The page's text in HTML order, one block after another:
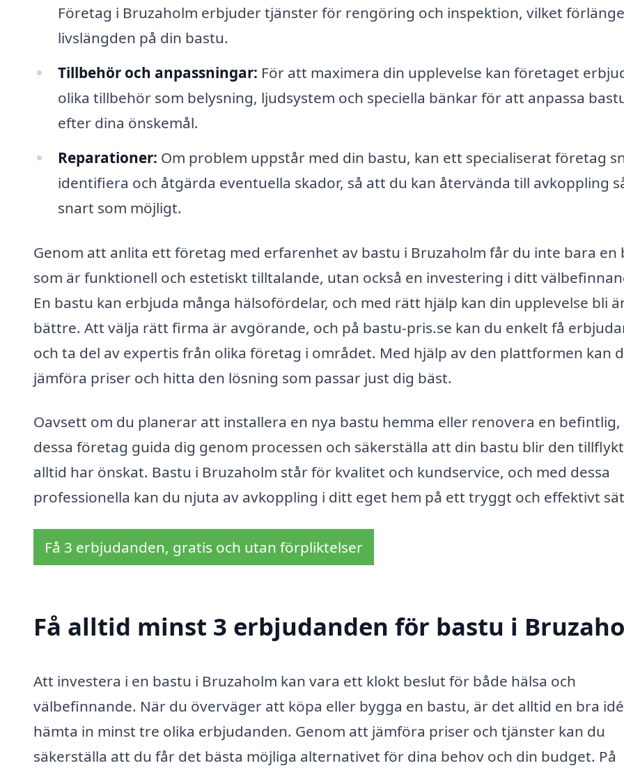
Företag i Bruzaholm erbjuder tjänster för rengöring och inspektion, vilket
livslängden på din bastu.
Tillbehör och anpassningar: För att maximera din upplevelse kan företaget
olika tillbehör som belysning, ljudsystem och speciella bänkar för att anpassa
efter dina önskemål.
Reparationer: Om problem uppstår med din bastu, kan ett specialiserat företag
identifiera och åtgärda eventuella skador, så att du kan återvända till avkoppling
snart som möjligt.
Genom att anlita ett företag med erfarenhet av bastu i Bruzaholm får du inte bara en
som är funktionell och estetiskt tilltalande, utan också en investering i ditt
En bastu kan erbjuda många hälsofördelar, och med rätt hjälp kan din upplevelse bli
bättre. Att välja rätt firma är avgörande, och på bastu-pris.se kan du enkelt få
och ta del av expertis från olika företag i området. Med hjälp av den plattformen kan
jämföra priser och hitta den lösning som passar just dig bäst.
Oavsett om du planerar att installera en nya bastu hemma eller renovera en befintlig,
dessa företag guida dig genom processen och säkerställa att din bastu blir den
alltid har önskat. Bastu i Bruzaholm står för kvalitet och kundservice, och med dessa
professionella kan du njuta av avkoppling i ditt eget hem på ett tryggt och effektivt
Få 3 erbjudanden, gratis och utan förpliktelser
Få alltid minst 3 erbjudanden för bastu i
Att investera i en bastu i Bruzaholm kan vara ett klokt beslut för både hälsa och
välbefinnande. När du överväger att köpa eller bygga en bastu, är det alltid en bra
hämta in minst tre olika erbjudanden. Genom att jämföra priser och tjänster kan du
säkerställa att du får det bästa möjliga alternativet för dina behov och din budget. På